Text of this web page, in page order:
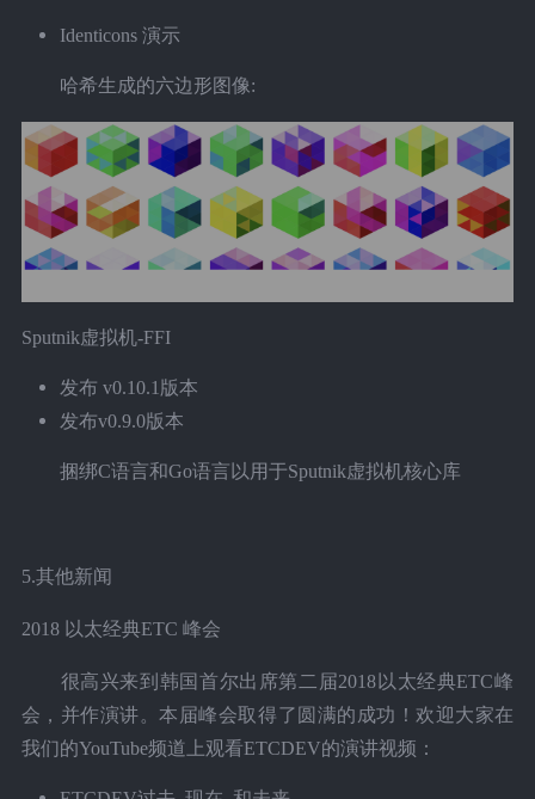
Identicons 演示
哈希生成的六边形图像:
Sputnik虚拟机-FFI
发布 v0.10.1版本
发布v0.9.0版本
捆绑C语言和Go语言以用于Sputnik虚拟机核心库
5.其他新闻
2018 以太经典ETC 峰会
很高兴来到韩国首尔出席第二届2018以太经典ETC峰
会，并作演讲。本届峰会取得了圆满的成功！欢迎大家在
我们的YouTube频道上观看ETCDEV的演讲视频：